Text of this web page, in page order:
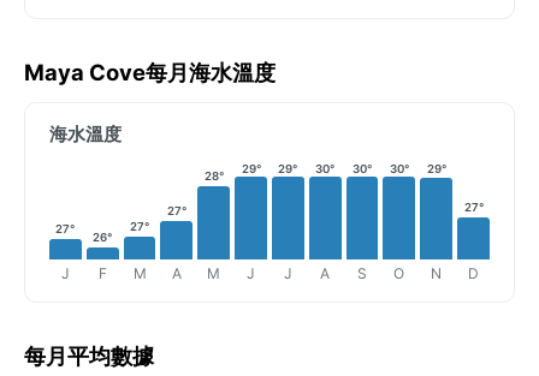
Maya Cove每月海水溫度
海水溫度
27°
J
26°
F
27°
M
27°
A
28°
M
29°
J
29°
J
30°
A
30°
S
30°
O
29°
N
27°
D
每月平均數據